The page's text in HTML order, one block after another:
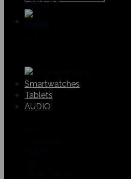
Samsung
Smartwatches
Tablets
AUDIO